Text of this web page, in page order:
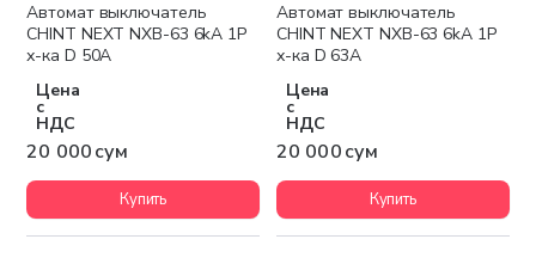
Автомат выключатель
CHINT NEXT NXB-63 6kA 1P
х-ка D 50A
Цена
с
НДС
20 000 сум
Купить
Автомат выключатель
CHINT NEXT NXB-63 6kA 1P
х-ка D 63A
Цена
с
НДС
20 000 сум
Купить